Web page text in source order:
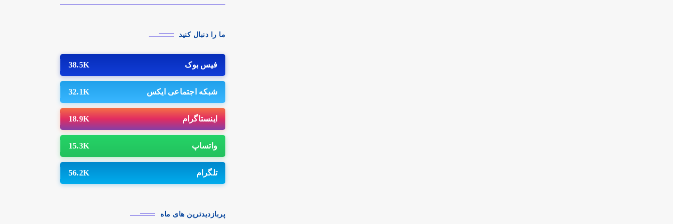
همگرایی را پیدا کرد.
ما را دنبال کنید
فیس بوک 38.5K
شبکه اجتماعی ایکس 32.1K
اینستاگرام 18.9K
واتساپ 15.3K
تلگرام 56.2K
پربازدیدترین های ماه